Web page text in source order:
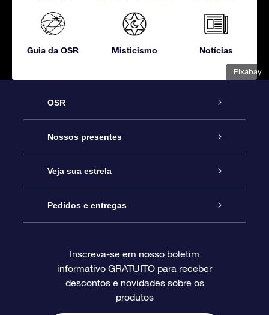
Pixabay
Guia da OSR Misticismo Notícias
OSR
Serviço
Entre em contato conosco
Blog
Avaliações
Nossos presentes
Presente estrelar on-line
Pacote de presente da OSR
O cartão de presente da OSR
Presentes corporativos
Veja sua estrela
Star Register
Página estelar personalizada
Um Milhão de Estrelas
Pedidos e entregas
Informações de pagamento
Inscreva-se em nosso boletim
informativo GRATUITO para receber
descontos e novidades sobre os
produtos